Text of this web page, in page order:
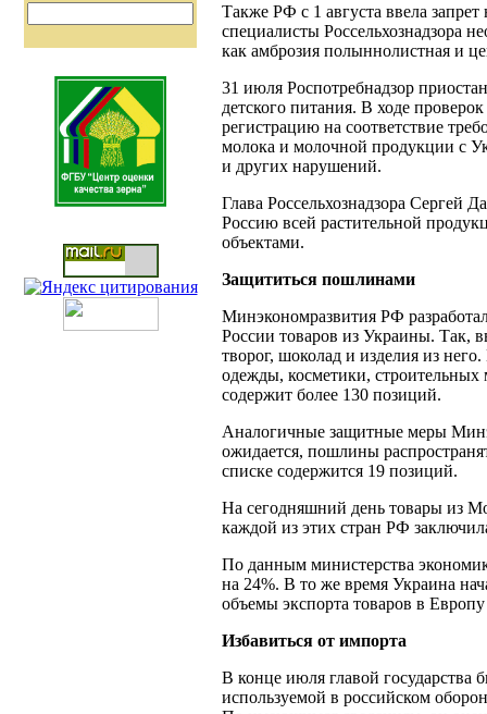
Также РФ с 1 августа ввела
специалисты Россельхознадзора
как амброзия полыннолистная и
31 июля Роспотребнадзор
детского питания. В ходе
регистрацию на соответствие
молока и молочной продукции с
и других нарушений.
Глава Россельхознадзора Сергей
Россию всей растительной
объектами.
Защититься пошлинами
Минэкономразвития РФ
России товаров из Украины. Так,
творог, шоколад и изделия из
одежды, косметики, строительных
содержит более 130 позиций.
Аналогичные защитные меры
ожидается, пошлины
списке содержится 19 позиций.
На сегодняшний день товары из
каждой из этих стран РФ
По данным министерства
на 24%. В то же время Украина
объемы экспорта товаров в
Избавиться от импорта
В конце июля главой государства
используемой в российском